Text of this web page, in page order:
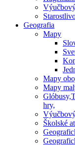
Geografia
Mapy
Mapy
Mapy
hry,
Školské